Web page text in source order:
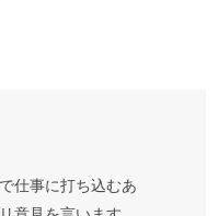
仕事に打ち込むあ